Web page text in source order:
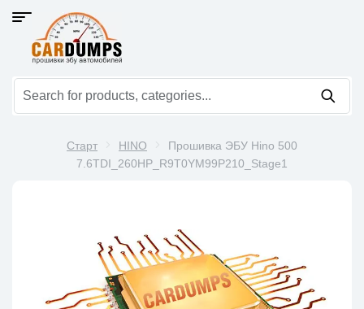
Старт HINO
Прошивка ЭБУ Hino 500
7.6TDI_260HP_R9T0YM99P210_Stage1